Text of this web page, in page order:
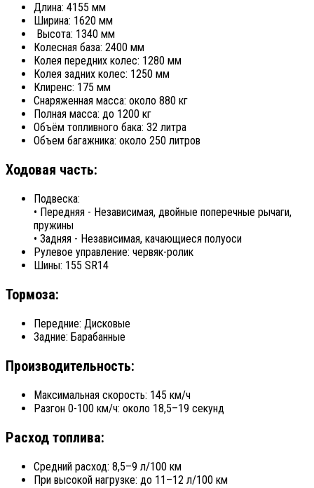
Длина: 4155 мм
Ширина: 1620 мм
Высота: 1340 мм
Колесная база: 2400 мм
Колея передних колес: 1280 мм
Колея задних колес: 1250 мм
Клиренс: 175 мм
Снаряженная масса: около 880 кг
Полная масса: до 1200 кг
Объём топливного бака: 32 литра
Объем багажника: около 250 литров
Ходовая часть:
Подвеска:
• Передняя - Независимая, двойные поперечные рычаги,
пружины
• Задняя - Независимая, качающиеся полуоси
Рулевое управление: червяк-ролик
Шины: 155 SR14
Тормоза:
Передние: Дисковые
Задние: Барабанные
Производительность:
Максимальная скорость: 145 км/ч
Разгон 0-100 км/ч: около 18,5–19 секунд
Расход топлива:
Средний расход: 8,5–9 л/100 км
При высокой нагрузке: до 11–12 л/100 км